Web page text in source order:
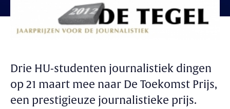
Drie HU-studenten journalistiek dingen
op 21 maart mee naar De Toekomst Prijs,
een prestigieuze journalistieke prijs.